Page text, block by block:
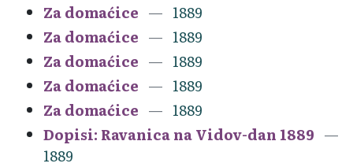
Za domaćice
1889
Za domaćice
1889
Za domaćice
1889
Za domaćice
1889
Za domaćice
1889
Dopisi: Ravanica na Vidov-dan 1889
1889